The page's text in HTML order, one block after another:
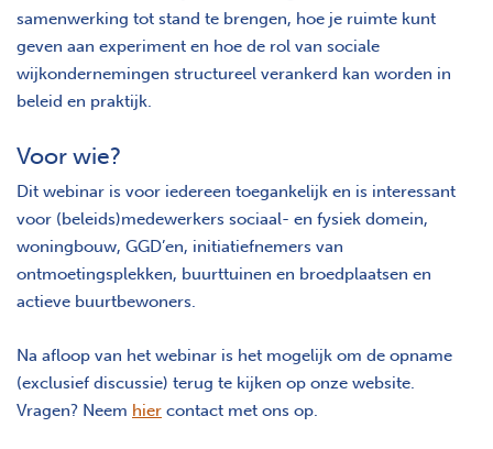
samenwerking tot stand te brengen, hoe je ruimte kunt
geven aan experiment en hoe de rol van sociale
wijkondernemingen structureel verankerd kan worden in
beleid en praktijk.
Voor wie?
Dit webinar is voor iedereen toegankelijk en is interessant
voor (beleids)medewerkers sociaal- en fysiek domein,
woningbouw, GGD’en, initiatiefnemers van
ontmoetingsplekken, buurttuinen en broedplaatsen en
actieve buurtbewoners.
Na afloop van het webinar is het mogelijk om de opname
(exclusief discussie) terug te kijken op onze website.
Vragen? Neem hier contact met ons op.